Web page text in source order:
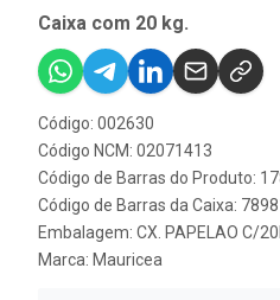
Caixa com 20 kg.
Código: 002630
Código NCM: 02071413
Código de Barras do Produto:
Código de Barras da Caixa:
Embalagem: CX. PAPELAO C/
Marca: Mauricea